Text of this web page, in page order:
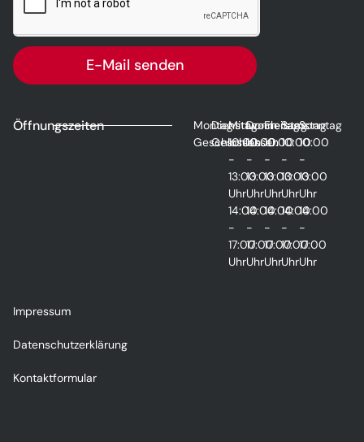
E-Mail senden
Öffnungszeiten
Montag
Geschlossen
Dienstag
Geschlossen
Mittwoch
10:00
-
13:00
Uhr
14:00
-
17:00
Uhr
Donnerstag
10:00
-
13:00
Uhr
14:00
-
17:00
Uhr
Freitag
10:00
-
13:00
Uhr
14:00
-
17:00
Uhr
Samstag
10:00
-
13:00
Uhr
14:00
-
17:00
Uhr
Sonntag
10:00
-
13:00
Uhr
14:00
-
17:00
Uhr
Impressum
Datenschutzerklärung
Kontaktformular